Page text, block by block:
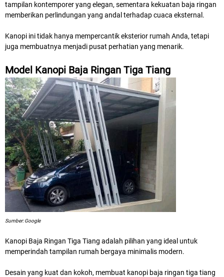
tampilan kontemporer yang elegan, sementara kekuatan baja ringan
memberikan perlindungan yang andal terhadap cuaca eksternal.
Kanopi ini tidak hanya mempercantik eksterior rumah Anda, tetapi
juga membuatnya menjadi pusat perhatian yang menarik.
Model Kanopi Baja Ringan Tiga Tiang
Sumber: Google
Kanopi Baja Ringan Tiga Tiang adalah pilihan yang ideal untuk
memperindah tampilan rumah bergaya minimalis modern.
Desain yang kuat dan kokoh, membuat kanopi baja ringan tiga tiang